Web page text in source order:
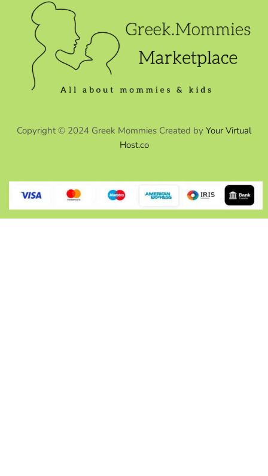
Copyright © 2024 Greek Mommies Created by Your Virtual
Host.co